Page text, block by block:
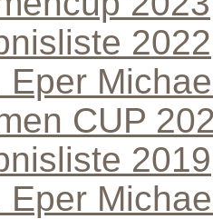
2022
Eper
CUP
2019
Eper